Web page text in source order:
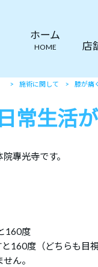
ホーム
HOME 店
> 施術に関して > 膝が痛
常生活
專光寺です。
160度
160度（どちらも目視
ん。